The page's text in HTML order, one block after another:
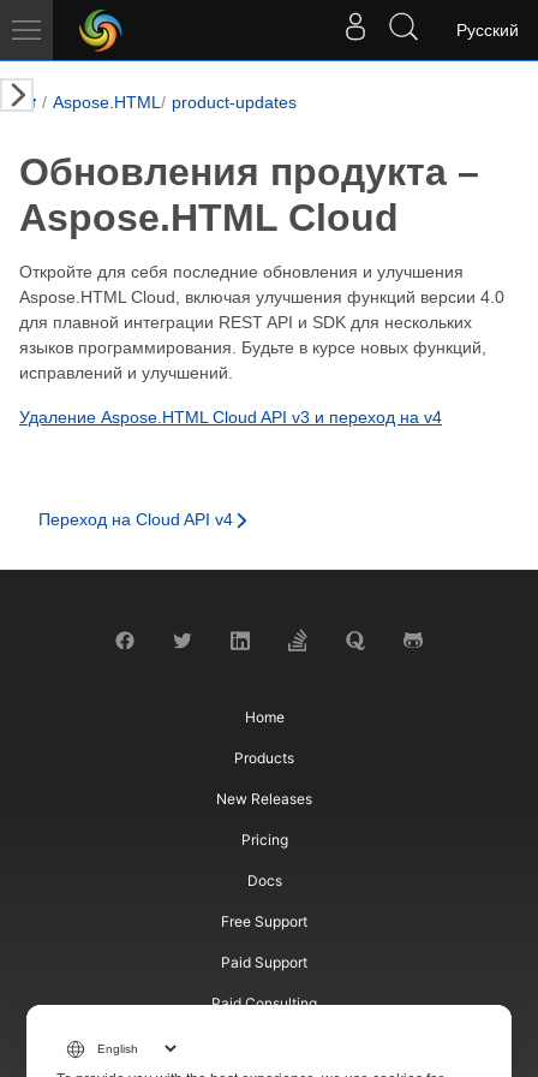
Русский
Aspose.HTML product-updates
Обновления продукта –
Aspose.HTML Cloud
Откройте для себя последние обновления и улучшения
Aspose.HTML Cloud, включая улучшения функций версии 4.0
для плавной интеграции REST API и SDK для нескольких
языков программирования. Будьте в курсе новых функций,
исправлений и улучшений.
Удаление Aspose.HTML Cloud API v3 и переход на v4
Переход на Cloud API v4
Home
Products
New Releases
Pricing
Docs
Free Support
Paid Support
Paid Consulting